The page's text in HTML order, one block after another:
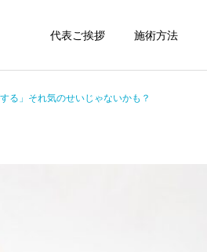
代表ご挨拶 施術方法
る」それ気のせいじゃないかも？